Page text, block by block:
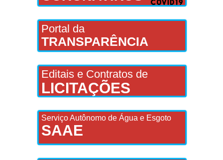
Portal da
TRANSPARÊNCIA
Editais e Contratos de
LICITAÇÕES
Serviço Autônomo de Água e Esgoto
SAAE